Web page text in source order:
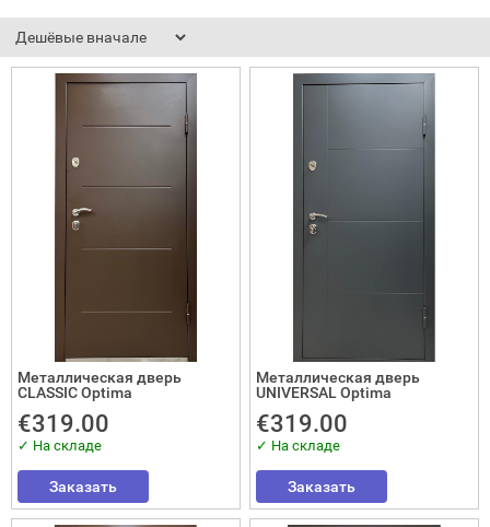
Металлическая дверь
CLASSIC Optima
€319.00
✓ На складе
Заказать
Металлическая дверь
UNIVERSAL Optima
€319.00
✓ На складе
Заказать